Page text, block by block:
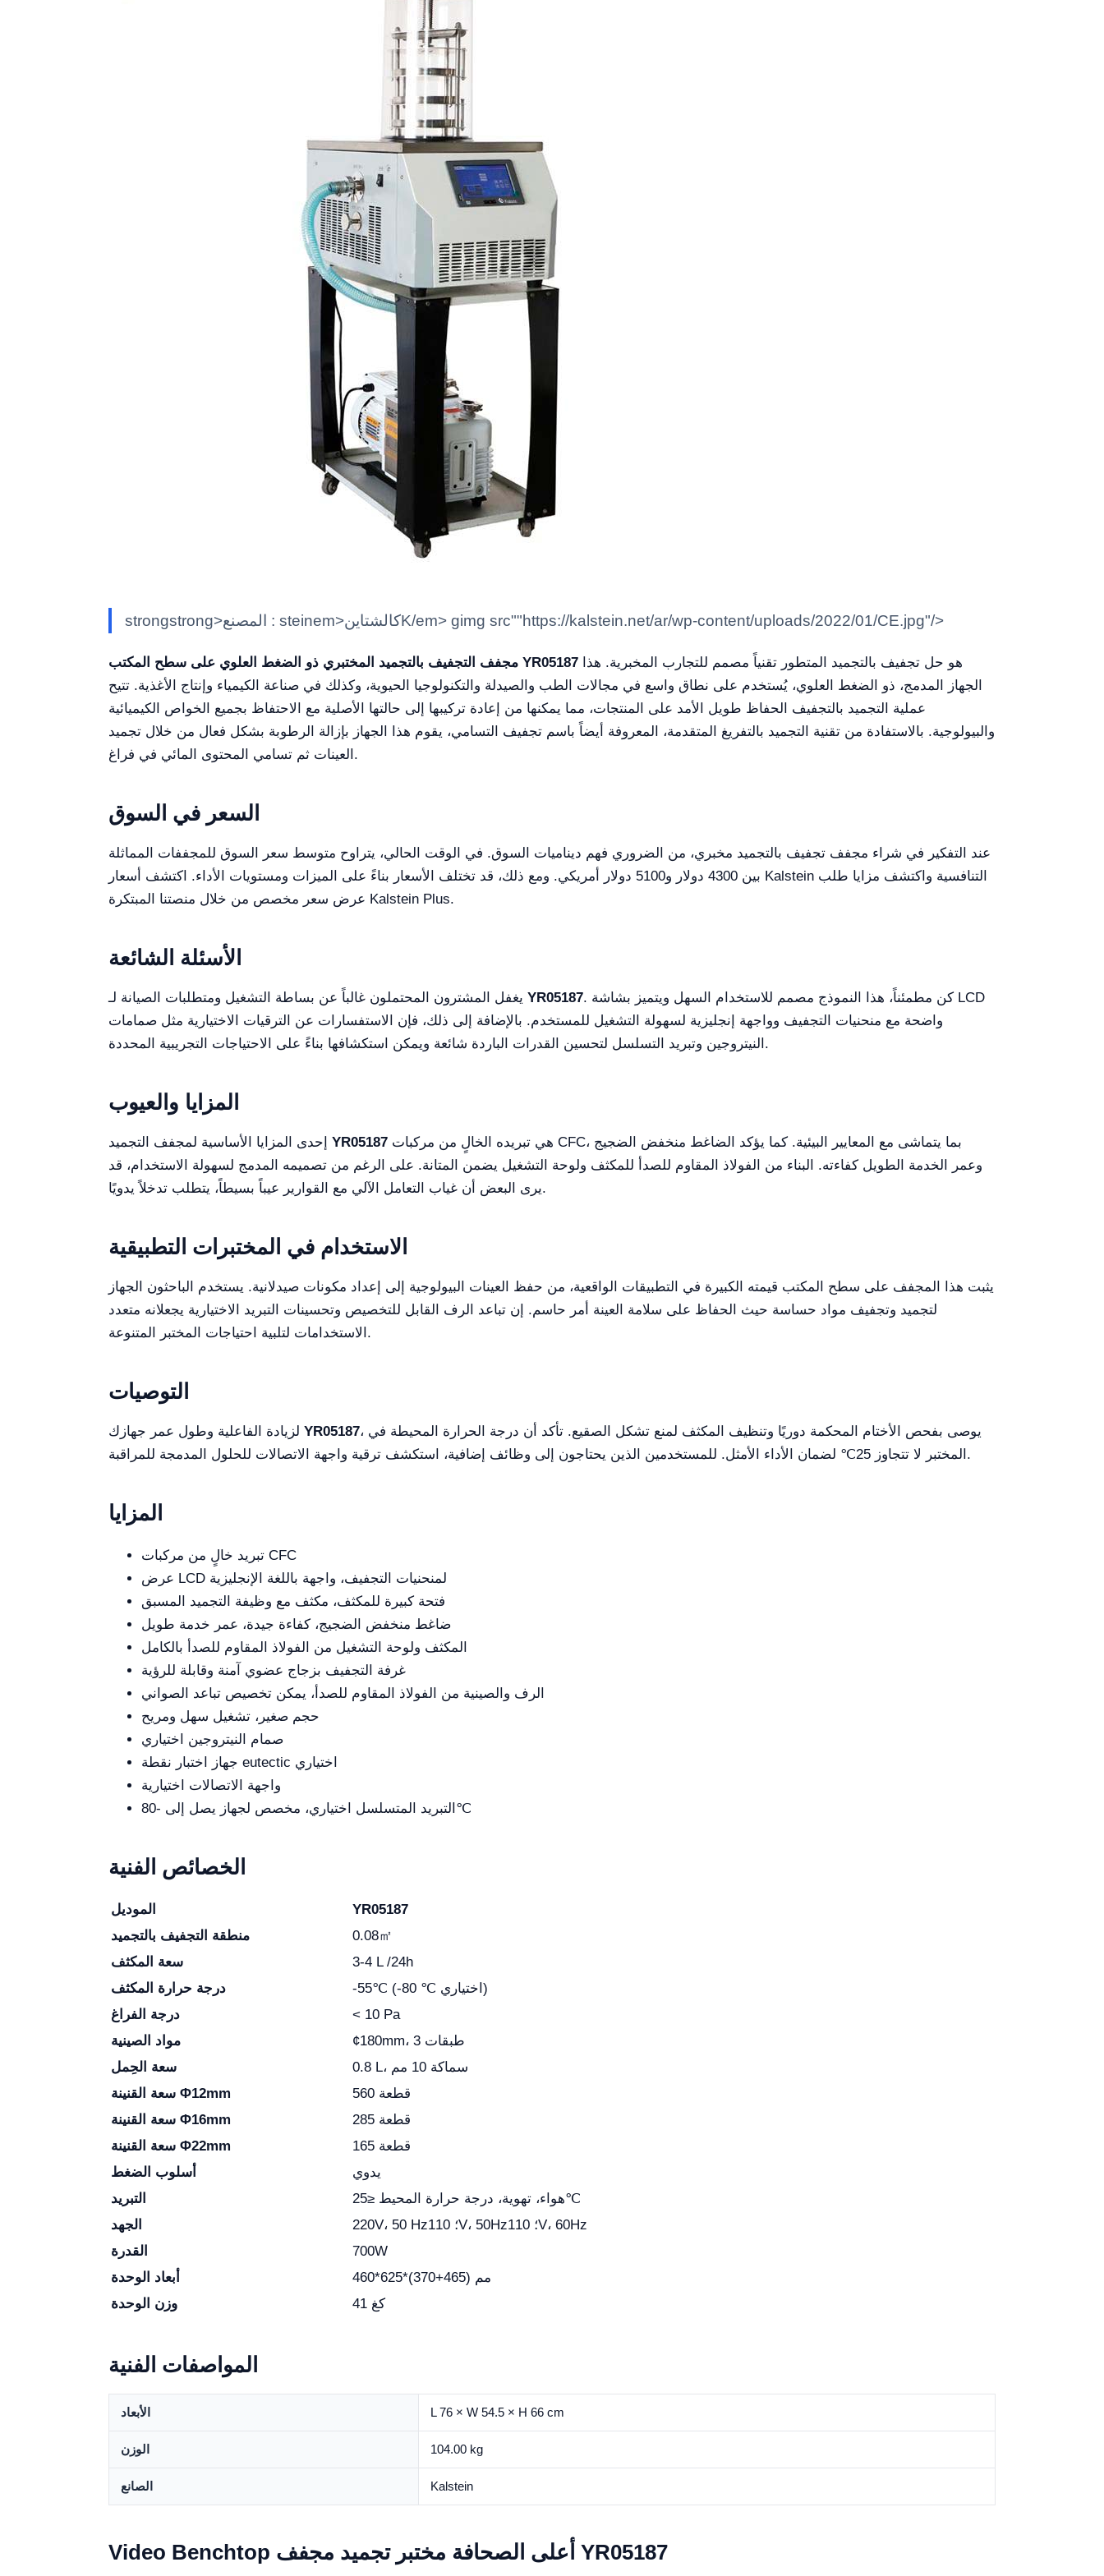
strongstrong>المصنع : steinem>كالشتاينK/em> gimg src""https://kalstein.net/ar/wp-content/uploads/2022/01/CE.jpg"/>
مجفف التجفيف بالتجميد المختبري ذو الضغط العلوي على سطح المكتب YR05187
الجهاز المدمج، ذو الضغط العلوي، يُستخدم على نطاق واسع في مجالات الطب والصيدلة والتكنولوجيا الحيوية، وكذلك في صناعة الكيمياء وإنتاج الأغذية. تتيح
عملية التجميد بالتجفيف الحفاظ طويل الأمد على المنتجات، مما يمكنها من إعادة تركيبها إلى حالتها الأصلية مع الاحتفاظ بجميع الخواص الكيميائية
والبيولوجية. بالاستفادة من تقنية التجميد بالتفريغ المتقدمة، المعروفة أيضاً باسم تجفيف التسامي، يقوم هذا الجهاز بإزالة الرطوبة بشكل فعال من خلال تجميد
العينات ثم تسامي المحتوى المائي في فراغ.
السعر في السوق
عند التفكير في شراء مجفف تجفيف بالتجميد مخبري، من الضروري فهم ديناميات السوق. في الوقت الحالي، يتراوح متوسط سعر السوق للمجففات المماثلة
بين 4300 دولار و5100 دولار أمريكي. ومع ذلك، قد تختلف الأسعار بناءً على الميزات ومستويات الأداء. اكتشف أسعار Kalstein التنافسية واكتشف مزايا طلب
عرض سعر مخصص من خلال منصتنا المبتكرة Kalstein Plus.
الأسئلة الشائعة
YR05187. كن مطمئناً، هذا النموذج مصمم للاستخدام السهل ويتميز بشاشة LCD
واضحة مع منحنيات التجفيف وواجهة إنجليزية لسهولة التشغيل للمستخدم. بالإضافة إلى ذلك، فإن الاستفسارات عن الترقيات الاختيارية مثل صمامات
النيتروجين وتبريد التسلسل لتحسين القدرات الباردة شائعة ويمكن استكشافها بناءً على الاحتياجات التجريبية المحددة.
المزايا والعيوب
YR05187
وعمر الخدمة الطويل كفاءته. البناء من الفولاذ المقاوم للصدأ للمكثف ولوحة التشغيل يضمن المتانة. على الرغم من تصميمه المدمج لسهولة الاستخدام، قد
يرى البعض أن غياب التعامل الآلي مع القوارير عيباً بسيطاً، يتطلب تدخلاً يدويًا.
الاستخدام في المختبرات التطبيقية
يثبت هذا المجفف على سطح المكتب قيمته الكبيرة في التطبيقات الواقعية، من حفظ العينات البيولوجية إلى إعداد مكونات صيدلانية. يستخدم الباحثون الجهاز
لتجميد وتجفيف مواد حساسة حيث الحفاظ على سلامة العينة أمر حاسم. إن تباعد الرف القابل للتخصيص وتحسينات التبريد الاختيارية يجعلانه متعدد
الاستخدامات لتلبية احتياجات المختبر المتنوعة.
التوصيات
YR05187، يوصى بفحص الأختام المحكمة دوريًا وتنظيف المكثف لمنع تشكل الصقيع. تأكد أن درجة الحرارة المحيطة في
المختبر لا تتجاوز 25℃ لضمان الأداء الأمثل. للمستخدمين الذين يحتاجون إلى وظائف إضافية، استكشف ترقية واجهة الاتصالات للحلول المدمجة للمراقبة.
المزايا
تبريد خالٍ من مركبات CFC
عرض LCD لمنحنيات التجفيف، واجهة باللغة الإنجليزية
فتحة كبيرة للمكثف، مكثف مع وظيفة التجميد المسبق
ضاغط منخفض الضجيج، كفاءة جيدة، عمر خدمة طويل
المكثف ولوحة التشغيل من الفولاذ المقاوم للصدأ بالكامل
غرفة التجفيف بزجاج عضوي آمنة وقابلة للرؤية
الرف والصينية من الفولاذ المقاوم للصدأ، يمكن تخصيص تباعد الصواني
حجم صغير، تشغيل سهل ومريح
صمام النيتروجين اختياري
جهاز اختبار نقطة eutectic اختياري
واجهة الاتصالات اختيارية
التبريد المتسلسل اختياري، مخصص لجهاز يصل إلى -80℃
الخصائص الفنية
الموديل
YR05187
منطقة التجفيف بالتجميد
0.08㎡
سعة المكثف
3-4 L /24h
درجة حرارة المكثف
-55℃ (-80 ℃ اختياري)
درجة الفراغ
< 10 Pa
مواد الصينية
¢180mm، 3 طبقات
سعة الحِمل
0.8 L، سماكة 10 مم
سعة القنينة Φ12mm
560 قطعة
سعة القنينة Φ16mm
285 قطعة
سعة القنينة Φ22mm
165 قطعة
أسلوب الضغط
يدوي
التبريد
هواء، تهوية، درجة حرارة المحيط ≤25℃
الجهد
220V، 50 Hz؛ 110V، 50Hz؛ 110V، 60Hz
القدرة
700W
أبعاد الوحدة
460*625*(370+465) مم
وزن الوحدة
41 كغ
المواصفات الفنية
الأبعاد L 76 × W 54.5 × H 66 cm
الوزن 104.00 kg
الصانع Kalstein
Video Benchtop أعلى الصحافة مختبر تجميد مجفف YR05187